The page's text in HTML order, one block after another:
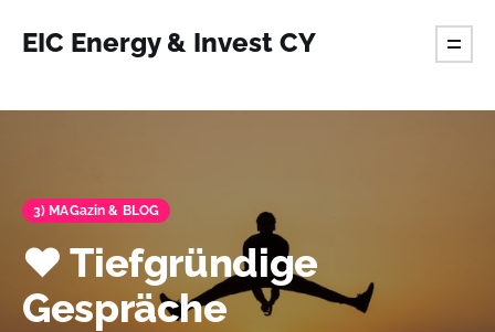
EIC Energy & Invest CY
3) MAGazin & BLOG
❤️ Tiefgründige
Gespräche